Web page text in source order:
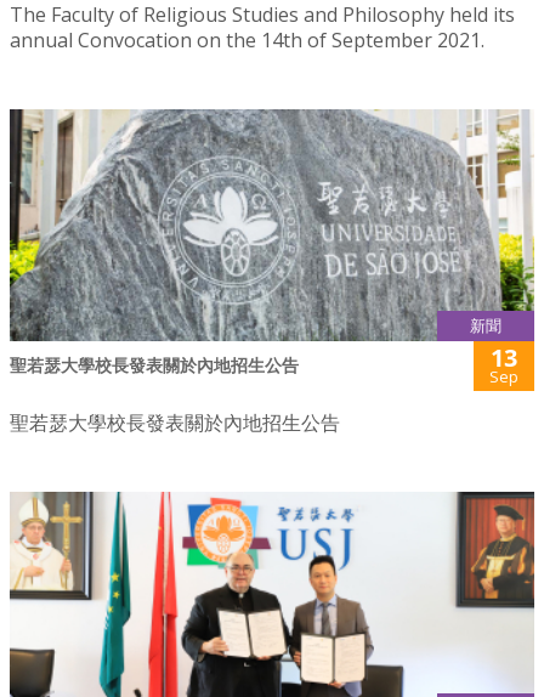
The Faculty of Religious Studies and Philosophy held its
annual Convocation on the 14th of September 2021.
新聞
聖若瑟大學校長發表關於內地招生公告 13
Sep
聖若瑟大學校長發表關於內地招生公告